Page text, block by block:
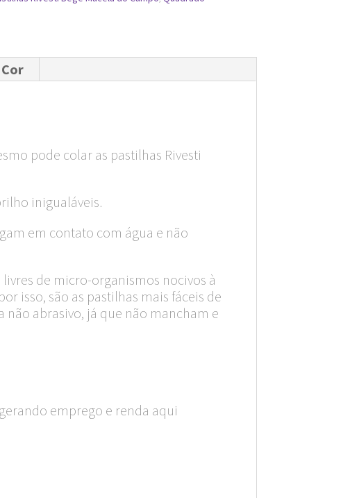
pode colar as pastilhas Rivesti
inigualáveis.
em contato com água e não
de micro-organismos nocivos à
isso, são as pastilhas mais fáceis de
abrasivo, já que não mancham e
emprego e renda aqui